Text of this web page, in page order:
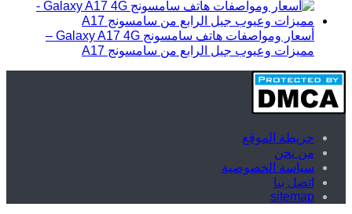
أسعار ومواصفات هاتف سامسونج Galaxy A17 4G –
مميزات وعيوب جيل الرابع من سامسونج A17
خريطة الموقع
من نحن
سياسة الخصوصية
اتصل بنا
sitemap